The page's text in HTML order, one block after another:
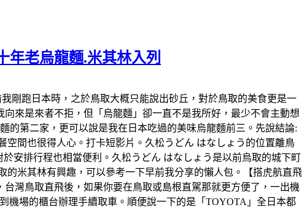
年老烏龍麵.米其林入列
剛跑日本時，之於鳥取大概只能說出砂丘，對於鳥取的美食更是一
來是來者不拒，但「烏龍麵」卻一直不是我所好，最少不會主動想
的第二家，更可以說是我在日本吃過的美味烏龍麵前三。先說結論:
間也很得人心。打卡短影片。久松うどん はなしょう的位置離鳥
安排行程也相當便利。久松うどん はなしょう是以前烏取的城下町
米其林有興趣，可以參考一下早前我分享的懶人包。【搭虎航直飛
灣鳥取直飛後，如果你要在鳥取或島根直駕那就更方便了，一出機
機場的櫃台辦理手續取車。順便說一下的是「TOYOTA」全日本都